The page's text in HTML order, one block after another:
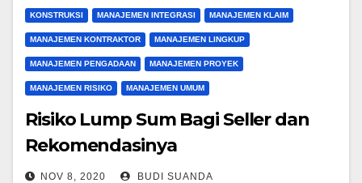
KONSTRUKSI MANAJEMEN INTEGRASI MANAJEMEN KLAIM
MANAJEMEN KONTRAKTOR MANAJEMEN LINGKUP
MANAJEMEN PENGADAAN MANAJEMEN PROYEK
MANAJEMEN RISIKO MANAJEMEN UMUM
Risiko Lump Sum Bagi Seller dan
Rekomendasinya
NOV 8, 2020 BUDI SUANDA